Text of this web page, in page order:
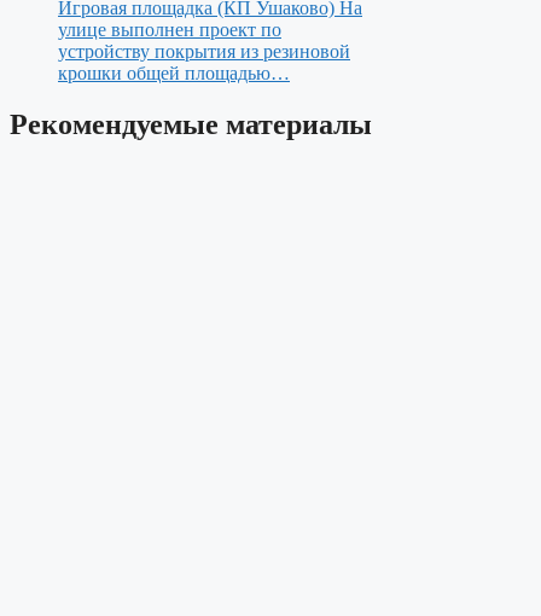
Игровая площадка (КП Ушаково) На
улице выполнен проект по
устройству покрытия из резиновой
крошки общей площадью…
Рекомендуемые материалы